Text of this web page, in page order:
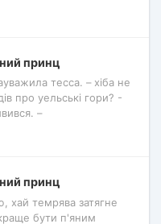
принц
тесса. – хіба не
про уельські гори? -
–
принц
хай темрява затягне
бути п'яним